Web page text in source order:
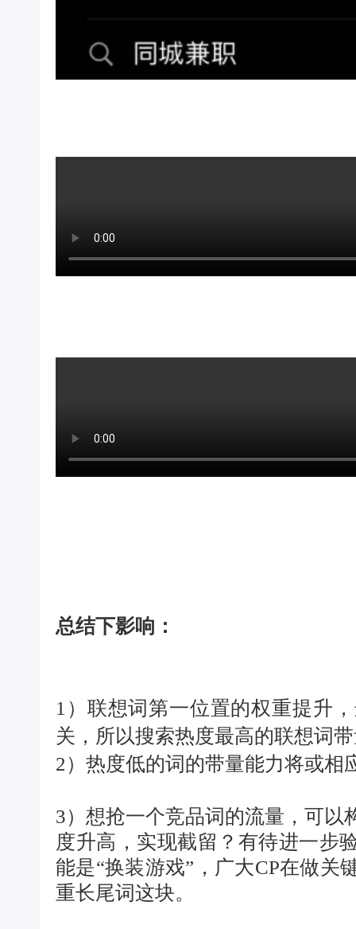
总结下影响：
1）联想词第一位置的权重提升
关，所以搜索热度最高的联想词
2）热度低的词的带量能力将或相
3）想抢一个竞品词的流量，可以
度升高，实现截留？有待进一步
能是“换装游戏”，广大CP在做关
重长尾词这块。